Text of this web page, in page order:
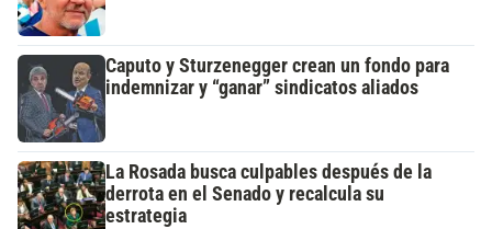
Caputo y Sturzenegger crean un fondo para
indemnizar y “ganar” sindicatos aliados
La Rosada busca culpables después de la
derrota en el Senado y recalcula su
estrategia